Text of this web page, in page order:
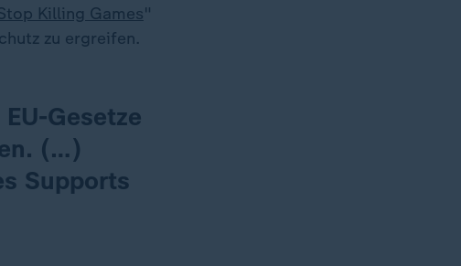
Killing Games"
zu ergreifen.
Gesetze
(…)
Supports